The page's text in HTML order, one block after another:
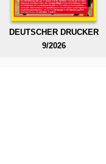
DEUTSCHER DRUCKER
9/2026